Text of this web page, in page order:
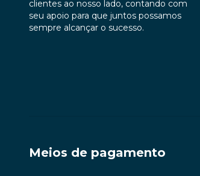
clientes ao nosso lado, contando com
seu apoio para que juntos possamos
sempre alcançar o sucesso.
Meios de pagamento